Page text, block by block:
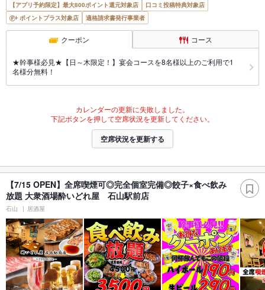
【アプリ予約限定】最大800ポイント還元対象店
口コミ投稿特典対象店
ポイントプラス対象店
適格請求書発行事業者
クーポン コース
★幹事様必見★【日～木限定！】宴会コースを8名様以上のご利用で1
名様分無料！
カレンダーの更新に失敗しました。
下記ボタンを押して空席状況を更新してください。
空席状況を更新する
【7/15 OPEN】全席喫煙可◎完全個室完備◎餃子×食べ飲み
放題 大衆酒場酔いどれ屋 石山駅前店
石山 居酒屋